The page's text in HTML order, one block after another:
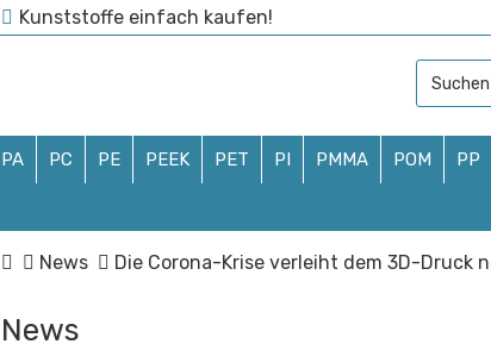
Kunststoffe einfach kaufen!
PA PC PE PEEK PET PI PMMA POM PP
News Die Corona-Krise verleiht dem 3D-Druck
News